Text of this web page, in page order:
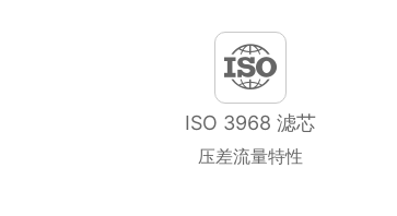
ISO 3968 滤芯
压差流量特性